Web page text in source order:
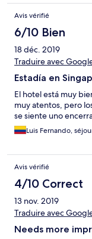
Avis vérifié
6/10 Bien
18 déc. 2019
Traduire avec
Estadía en
El hotel está muy
muy atentos, pero
se siente uno
Luis Fernando,
Avis vérifié
4/10 Correct
13 nov. 2019
Traduire avec
Needs more